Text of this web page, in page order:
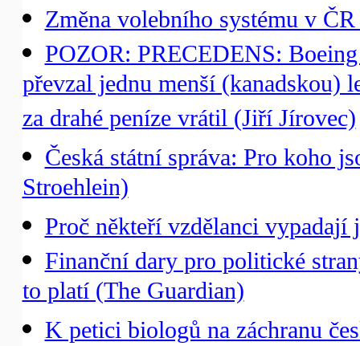
Změna volebního systému v
POZOR: PRECEDENS:
převzal jednu menší (kanadskou)
za drahé peníze vrátil (Jiří Jírovec)
Česká státní správa: Pro koho
Stroehlein)
Proč někteří vzdělanci
Finanční dary pro politické
to platí (The Guardian)
K petici biologů na záchranu